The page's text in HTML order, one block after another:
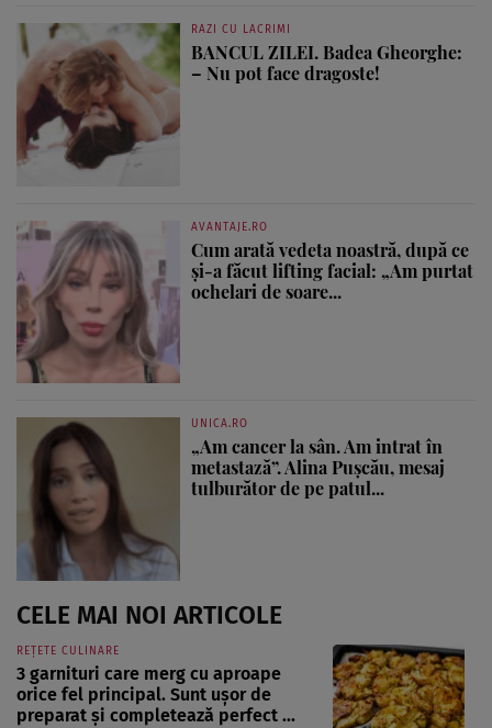
RAZI CU LACRIMI
BANCUL ZILEI. Badea Gheorghe:
– Nu pot face dragoste!
AVANTAJE.RO
Cum arată vedeta noastră, după ce
și-a făcut lifting facial: „Am purtat
ochelari de soare...
UNICA.RO
„Am cancer la sân. Am intrat în
metastază”. Alina Pușcău, mesaj
tulburător de pe patul...
CELE MAI NOI ARTICOLE
REȚETE CULINARE
3 garnituri care merg cu aproape
orice fel principal. Sunt ușor de
preparat și completează perfect ...